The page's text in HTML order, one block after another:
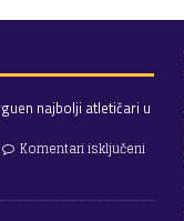
najbolji atletičari u
Komentari isključeni